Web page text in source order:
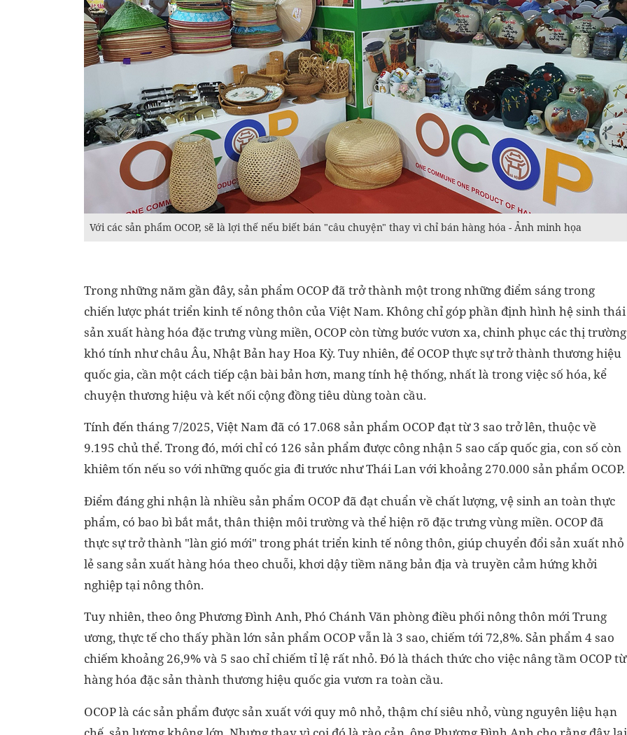
Với các sản phẩm OCOP, sẽ là lợi thế nếu biết bán "câu chuyện" thay vì chỉ bán hàng hóa - Ảnh minh họa
Trong những năm gần đây, sản phẩm OCOP đã trở thành một trong những điểm sáng trong
chiến lược phát triển kinh tế nông thôn của Việt Nam. Không chỉ góp phần định hình hệ sinh thái
sản xuất hàng hóa đặc trưng vùng miền, OCOP còn từng bước vươn xa, chinh phục các thị trường
khó tính như châu Âu, Nhật Bản hay Hoa Kỳ. Tuy nhiên, để OCOP thực sự trở thành thương hiệu
quốc gia, cần một cách tiếp cận bài bản hơn, mang tính hệ thống, nhất là trong việc số hóa, kể
chuyện thương hiệu và kết nối cộng đồng tiêu dùng toàn cầu.
Tính đến tháng 7/2025, Việt Nam đã có 17.068 sản phẩm OCOP đạt từ 3 sao trở lên, thuộc về
9.195 chủ thể. Trong đó, mới chỉ có 126 sản phẩm được công nhận 5 sao cấp quốc gia, con số còn
khiêm tốn nếu so với những quốc gia đi trước như Thái Lan với khoảng 270.000 sản phẩm OCOP.
Điểm đáng ghi nhận là nhiều sản phẩm OCOP đã đạt chuẩn về chất lượng, vệ sinh an toàn thực
phẩm, có bao bì bắt mắt, thân thiện môi trường và thể hiện rõ đặc trưng vùng miền. OCOP đã
thực sự trở thành "làn gió mới" trong phát triển kinh tế nông thôn, giúp chuyển đổi sản xuất nhỏ
lẻ sang sản xuất hàng hóa theo chuỗi, khơi dậy tiềm năng bản địa và truyền cảm hứng khởi
nghiệp tại nông thôn.
Tuy nhiên, theo ông Phương Đình Anh, Phó Chánh Văn phòng điều phối nông thôn mới Trung
ương, thực tế cho thấy phần lớn sản phẩm OCOP vẫn là 3 sao, chiếm tới 72,8%. Sản phẩm 4 sao
chiếm khoảng 26,9% và 5 sao chỉ chiếm tỉ lệ rất nhỏ. Đó là thách thức cho việc nâng tầm OCOP từ
hàng hóa đặc sản thành thương hiệu quốc gia vươn ra toàn cầu.
OCOP là các sản phẩm được sản xuất với quy mô nhỏ, thậm chí siêu nhỏ, vùng nguyên liệu hạn